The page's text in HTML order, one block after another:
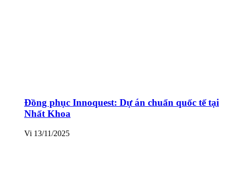
Đồng phục Innoquest: Dự án chuẩn quốc tế tại
Nhất Khoa
Vi 13/11/2025